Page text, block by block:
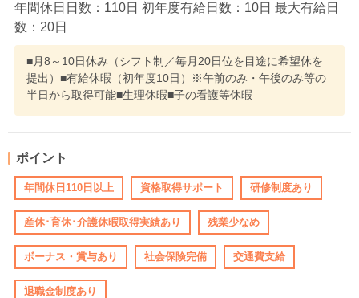
年間休日日数：110日 初年度有給日数：10日 最大有給日
数：20日
■月8～10日休み（シフト制／毎月20日位を目途に希望休を
提出）■有給休暇（初年度10日）※午前のみ・午後のみ等の
半日から取得可能■生理休暇■子の看護等休暇
ポイント
年間休日110日以上 資格取得サポート 研修制度あり
産休･育休･介護休暇取得実績あり 残業少なめ
ボーナス・賞与あり 社会保険完備 交通費支給
退職金制度あり